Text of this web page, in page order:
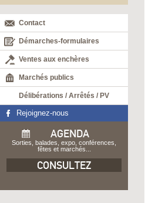
Contact
Démarches-formulaires
Ventes aux enchères
Marchés publics
Délibérations / Arrêtés / PV
Rejoignez-nous
AGENDA
Sorties, balades, expo, conférences,
fêtes et marchés...
CONSULTEZ